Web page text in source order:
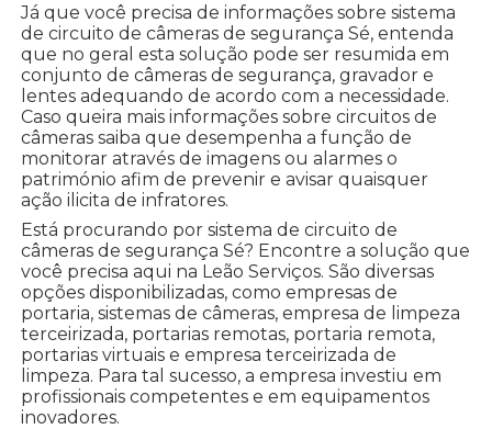
Já que você precisa de informações sobre sistema
de circuito de câmeras de segurança Sé, entenda
que no geral esta solução pode ser resumida em
conjunto de câmeras de segurança, gravador e
lentes adequando de acordo com a necessidade.
Caso queira mais informações sobre circuitos de
câmeras saiba que desempenha a função de
monitorar através de imagens ou alarmes o
património afim de prevenir e avisar quaisquer
ação ilicita de infratores.
Está procurando por sistema de circuito de
câmeras de segurança Sé? Encontre a solução que
você precisa aqui na Leão Serviços. São diversas
opções disponibilizadas, como empresas de
portaria, sistemas de câmeras, empresa de limpeza
terceirizada, portarias remotas, portaria remota,
portarias virtuais e empresa terceirizada de
limpeza. Para tal sucesso, a empresa investiu em
profissionais competentes e em equipamentos
inovadores.